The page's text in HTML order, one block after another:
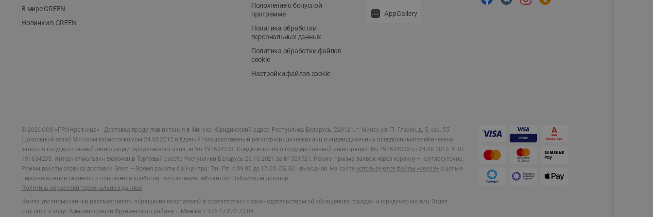
В мире GREEN
Новинки в GREEN
Положение о бонусной
программе
Политика обработки
персональных данных
Политика обработки файлов
cookie
Настройки файлов cookie
AppGallery
© 2026 ООО «ГРИНрозница» - Доставка продуктов питания в Минске. Юридический адрес: Республика Беларусь, 220121, г. Минск, ул. П. Глебки, д. 5, каб. 55
(цокольный этаж) Минским горисполкомом 24.08.2012 в Единый государственный регистр юридических лиц и индивидуальных предпринимателей внесена
запись о государственной регистрации юридического лица за No 191634233. Свидетельство о государственной регистрации: No 191634233 от 24.08.2012. УНП
191634233. Интернет-магазин включен в Торговый реестр Республики Беларусь 26.10.2021 за № 521721. Режим приема заявок через корзину – круглосуточно.
Режим работы сервиса доставки Green — Время работы Call-центра: Пн.- Пт. с 09.00 до 17.00, СБ, ВС - выходной. На сайте используются файлы «cookie» с целью
персонализации сервисов и повышения удобства пользования веб-сайтом. Публичный договор.
Политика обработки персональных данных
Номер уполномоченных рассматривать обращения покупателей в соответствии с законодательством об обращениях граждан и юридических лиц: Отдел
торговли и услуг Администрации Фрунзенского района г. Минска + 375 17 272 73 84 .